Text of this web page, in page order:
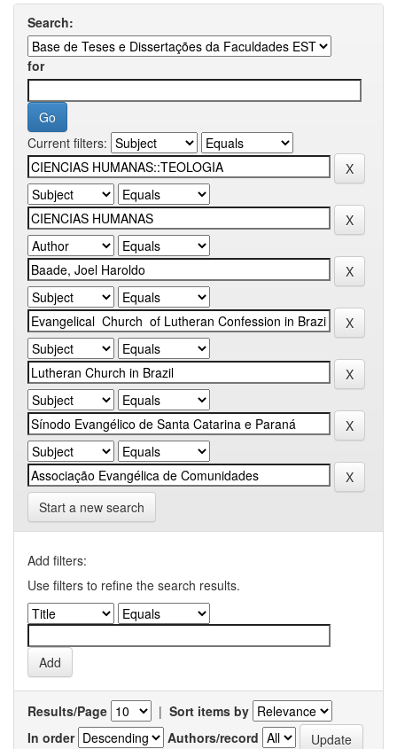
Search:
for
Current filters:
Start a new search
Add filters:
Use filters to refine the search results.
Results/Page | Sort items by
In order
Authors/record